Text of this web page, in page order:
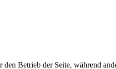
Betrieb der Seite, während